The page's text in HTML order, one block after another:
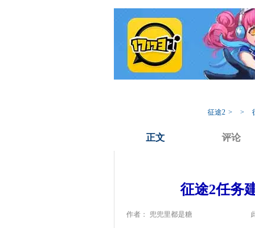
征途2 > >
正文 评论
征途2任务
作者： 兜兜里都是糖